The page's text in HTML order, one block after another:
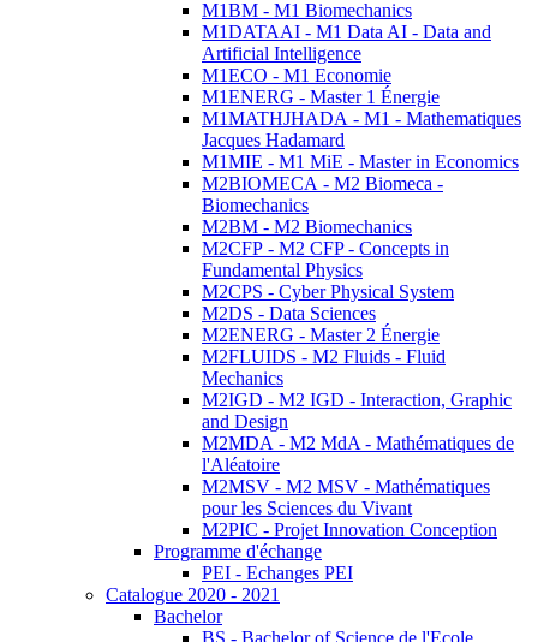
M1BM - M1 Biomechanics
M1DATAAI - M1 Data AI - Data and
Artificial Intelligence
M1ECO - M1 Economie
M1ENERG - Master 1 Énergie
M1MATHJHADA - M1 - Mathematiques
Jacques Hadamard
M1MIE - M1 MiE - Master in Economics
M2BIOMECA - M2 Biomeca -
Biomechanics
M2BM - M2 Biomechanics
M2CFP - M2 CFP - Concepts in
Fundamental Physics
M2CPS - Cyber Physical System
M2DS - Data Sciences
M2ENERG - Master 2 Énergie
M2FLUIDS - M2 Fluids - Fluid
Mechanics
M2IGD - M2 IGD - Interaction, Graphic
and Design
M2MDA - M2 MdA - Mathématiques de
l'Aléatoire
M2MSV - M2 MSV - Mathématiques
pour les Sciences du Vivant
M2PIC - Projet Innovation Conception
Programme d'échange
PEI - Echanges PEI
Catalogue 2020 - 2021
Bachelor
BS - Bachelor of Science de l'Ecole